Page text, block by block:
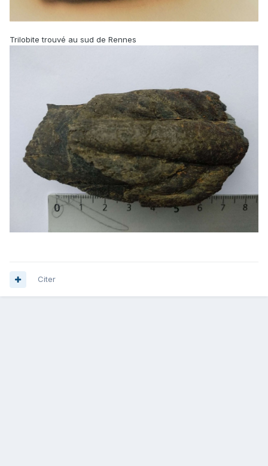
Trilobite trouvé au sud de Rennes
Citer